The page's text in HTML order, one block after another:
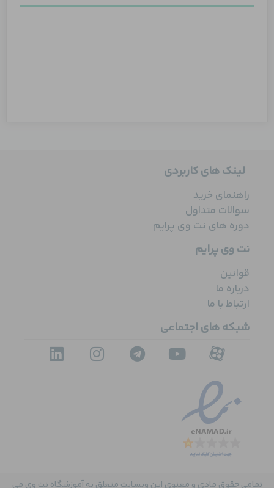
لینک های کاربردی
راهنمای خرید
سوالات متداول
دوره های نت وی پرایم
نت وی پرایم
قوانین
درباره ما
ارتباط با ما
شبکه های اجتماعی
تمامی حقوق مادی و معنوی این وبسایت متعلق به آموزشگاه نت وی می